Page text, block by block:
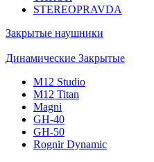
STEREOPRAVDA
Закрытые наушники
Динамические Закрытые
M12 Studio
M12 Titan
Magni
GH-40
GH-50
Rognir Dynamic